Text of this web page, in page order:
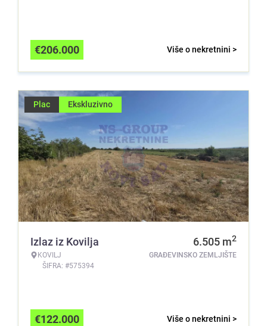
Više o nekretnini >
€206.000
Plac Ekskluzivno
Izlaz iz Kovilja
KOVILJ
ŠIFRA: #575394
6.505 m2
GRAĐEVINSKO ZEMLJIŠTE
Više o nekretnini >
€122.000